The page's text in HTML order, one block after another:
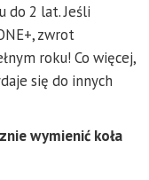
do 2 lat. Jeśli
zwrot
roku! Co więcej,
się do innych
wymienić koła